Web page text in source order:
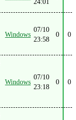
24:01
Windows
07/10
23:58
0 0
Windows
07/10
23:18
0 0